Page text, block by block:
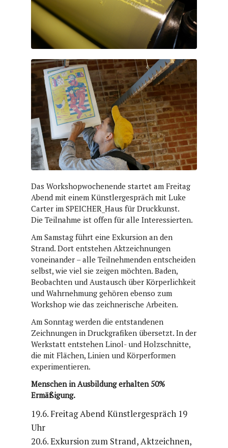
Das Workshopwochenende startet am Freitag
Abend mit einem Künstlergespräch mit Luke
Carter im SPEICHER_Haus für Druckkunst.
Die Teilnahme ist offen für alle Interessierten.
Am Samstag führt eine Exkursion an den
Strand. Dort entstehen Aktzeichnungen
voneinander – alle Teilnehmenden entscheiden
selbst, wie viel sie zeigen möchten. Baden,
Beobachten und Austausch über Körperlichkeit
und Wahrnehmung gehören ebenso zum
Workshop wie das zeichnerische Arbeiten.
Am Sonntag werden die entstandenen
Zeichnungen in Druckgrafiken übersetzt. In der
Werkstatt entstehen Linol- und Holzschnitte,
die mit Flächen, Linien und Körperformen
experimentieren.
Menschen in Ausbildung erhalten 50%
Ermäßigung.
19.6. Freitag Abend Künstlergespräch 19
Uhr
20.6. Exkursion zum Strand, Aktzeichnen,